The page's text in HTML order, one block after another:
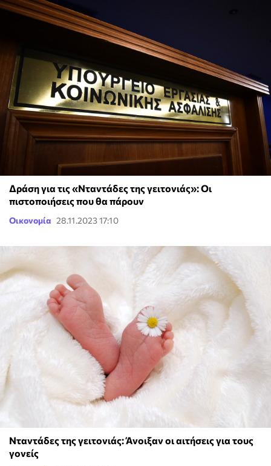
Δράση για τις «Νταντάδες της γειτονιάς»: Οι
πιστοποιήσεις που θα πάρουν
Οικονομία 28.11.2023 17:10
Νταντάδες της γειτονιάς: Άνοιξαν οι αιτήσεις για τους
γονείς